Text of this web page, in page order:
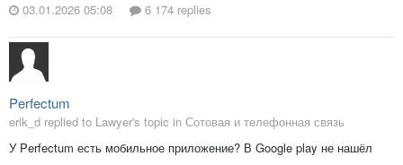
03.01.2026 05:08
6 174 replies
Perfectum
erik_d replied to Lawyer's topic in Сотовая и телефонная связь
У Perfectum есть мобильное приложение? В Google play не нашёл